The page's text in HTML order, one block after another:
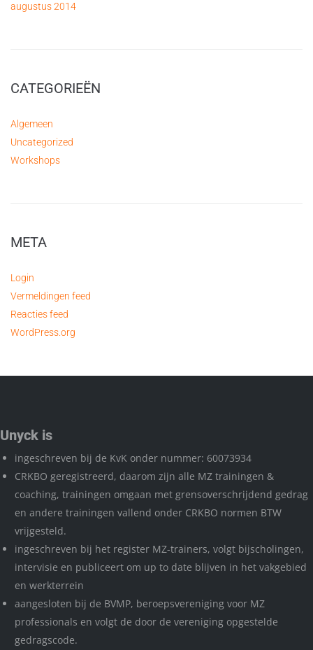
augustus 2014
CATEGORIEËN
Algemeen
Uncategorized
Workshops
META
Login
Vermeldingen feed
Reacties feed
WordPress.org
Unyck is
ingeschreven bij de KvK onder nummer: 60073934
CRKBO geregistreerd, daarom zijn alle MZ trainingen &
coaching, trainingen omgaan met grensoverschrijdend gedrag
en andere trainingen vallend onder CRKBO normen BTW
vrijgesteld.
ingeschreven bij het register MZ-trainers, volgt bijscholingen,
intervisie en publiceert om up to date blijven in het vakgebied
en werkterrein
aangesloten bij de BVMP, beroepsvereniging voor MZ
professionals en volgt de door de vereniging opgestelde
gedragscode.